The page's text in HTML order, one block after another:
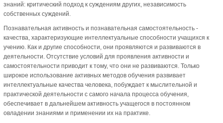
знаний: критический подход к суждениям других, независимость
собственных суждений.
Познавательная активность и познавательная самостоятельность -
качества, характеризующие интеллектуальные способности учащихся к
учению. Как и другие способности, они проявляются и развиваются в
деятельности. Отсутствие условий для проявления активности и
самостоятельности приводит к тому, что они не развиваются. Только
широкое использование активных методов обучения развивает
интеллектуальные качества человека, побуждает к мыслительной и
практической деятельности с самого начала процесса обучения,
обеспечивает в дальнейшем активность учащегося в постоянном
овладении знаниями и применении их на практике.